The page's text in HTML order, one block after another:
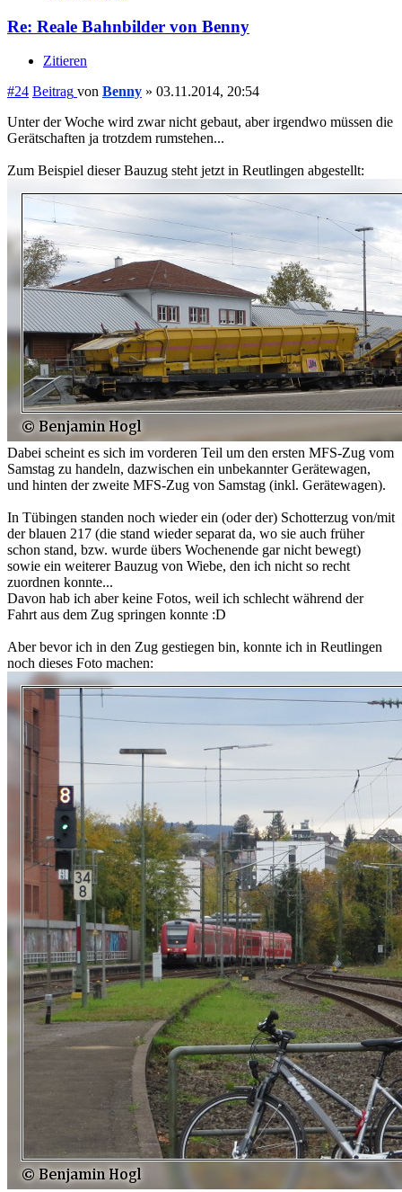
Re: Reale Bahnbilder von Benny
Zitieren
#24 Beitrag von Benny » 03.11.2014, 20:54
Unter der Woche wird zwar nicht gebaut, aber irgendwo müssen die
Gerätschaften ja trotzdem rumstehen...
Zum Beispiel dieser Bauzug steht jetzt in Reutlingen abgestellt:
Dabei scheint es sich im vorderen Teil um den ersten MFS-Zug vom
Samstag zu handeln, dazwischen ein unbekannter Gerätewagen,
und hinten der zweite MFS-Zug von Samstag (inkl. Gerätewagen).
In Tübingen standen noch wieder ein (oder der) Schotterzug von/mit
der blauen 217 (die stand wieder separat da, wo sie auch früher
schon stand, bzw. wurde übers Wochenende gar nicht bewegt)
sowie ein weiterer Bauzug von Wiebe, den ich nicht so recht
zuordnen konnte...
Davon hab ich aber keine Fotos, weil ich schlecht während der
Fahrt aus dem Zug springen konnte :D
Aber bevor ich in den Zug gestiegen bin, konnte ich in Reutlingen
noch dieses Foto machen: